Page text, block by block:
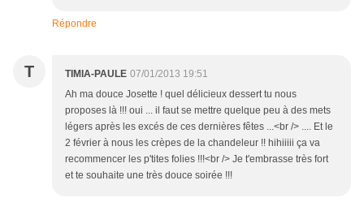
Répondre
T TIMIA-PAULE 07/01/2013 19:51
Ah ma douce Josette ! quel délicieux dessert tu nous
proposes là !!! oui ... il faut se mettre quelque peu à des mets
légers après les excés de ces dernières fêtes ...<br /> .... Et le
2 février à nous les crèpes de la chandeleur !! hihiiiii ça va
recommencer les p'tites folies !!!<br /> Je t'embrasse très fort
et te souhaite une très douce soirée !!!